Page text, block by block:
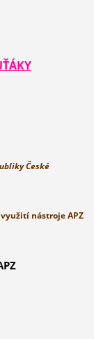
České
nástroje APZ